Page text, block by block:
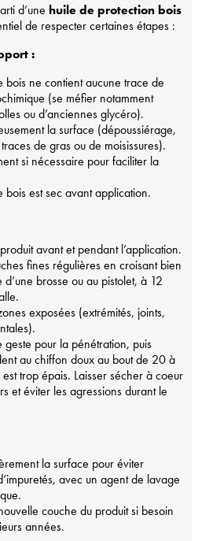
d’une huile de protection bois
de respecter certaines étapes :
:
bois ne contient aucune trace de
(se méfier notamment
ou d’anciennes glycéro).
la surface (dépoussiérage,
de gras ou de moisissures).
si nécessaire pour faciliter la
bois est sec avant application.
avant et pendant l’application.
fines régulières en croisant bien
d’une brosse ou au pistolet, à 12
exposées (extrémités, joints,
geste pour la pénétration, puis
au chiffon doux au bout de 20 à
trop épais. Laisser sécher à coeur
et éviter les agressions durant le
la surface pour éviter
avec un agent de lavage
couche du produit si besoin
années.